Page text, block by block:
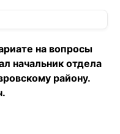
на вопросы
начальник отдела
району.